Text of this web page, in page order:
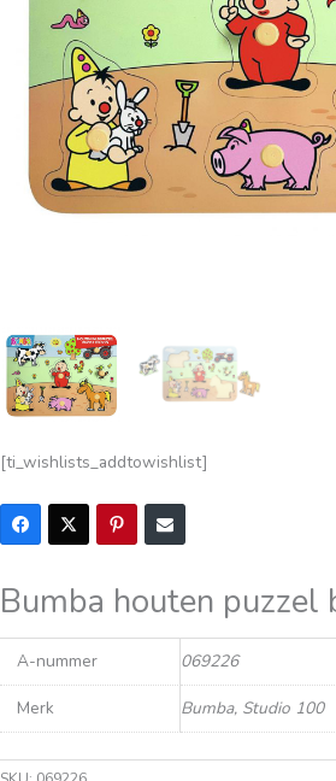
[ti_wishlists_addtowishlist]
Bumba houten puzzel
A-nummer 069226
Merk Bumba, Studio 100